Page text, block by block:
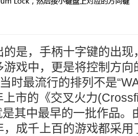
的是，手柄十字键的出
游戏中，更是将控制方
时最流行的排列不是
上市的《交叉火力
其中最早的一批作品。
，成千上百的游戏都采用